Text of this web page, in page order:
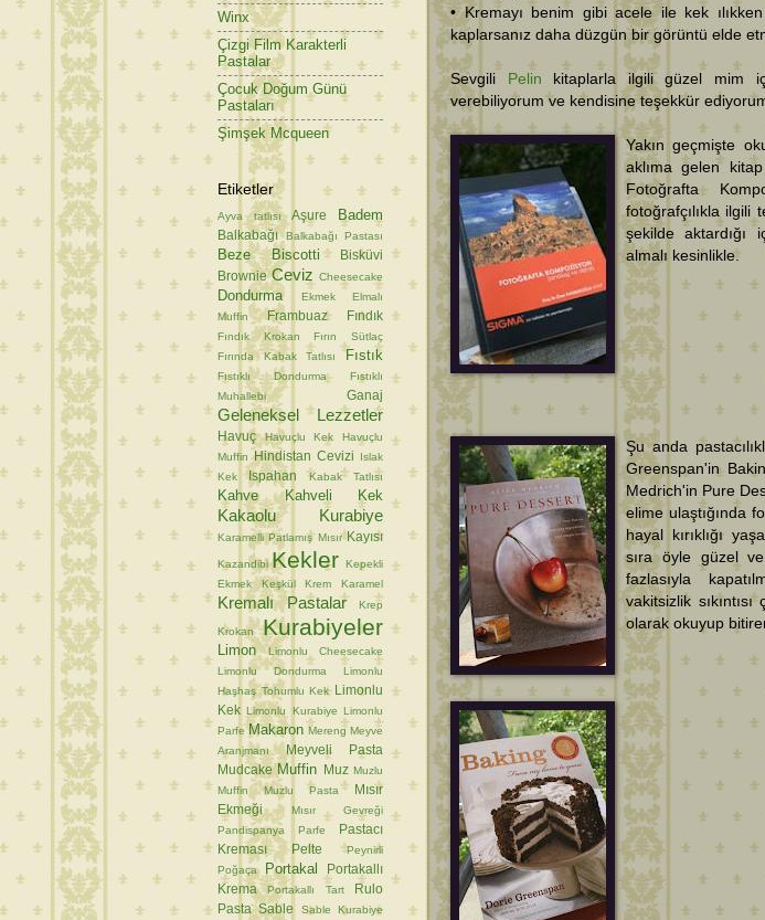
• Kremayı benim gibi acele ile kek
kaplarsanız daha düzgün bir görüntü elde
Sevgili Pelin kitaplarla ilgili güzel mim
verebiliyorum ve kendisine teşekkür
Yakın geçmişte
aklıma gelen
Fotoğrafta
fotoğrafçılıkla ilgili
şekilde aktardığı
almalı kesinlikle.
Şu anda
Greenspan'in
Medrich'in Pure
elime ulaştığında
hayal kırıklığı
sıra öyle güzel
fazlasıyla
vakitsizlik
olarak okuyup
Winx
Çizgi Film Karakterli
Pastalar
Çocuk Doğum Günü
Pastaları
Şimşek Mcqueen
Etiketler
Ayva tatlısı Aşure Badem
Balkabağı Balkabağı Pastası
Beze Biscotti
Bisküvi
Brownie Ceviz Cheesecake
Dondurma Ekmek
Elmalı
Muffin
Frambuaz Fındık
Fındık Krokan
Fırın Sütlaç
Fırında Kabak Tatlısı
Fıstık
Fıstıklı Dondurma
Fıstıklı
Muhallebi
Ganaj
Geleneksel Lezzetler
Havuç Havuçlu Kek
Havuçlu
Muffin Hindistan Cevizi
Islak
Kek
Ispahan Kabak Tatlısı
Kahve Kahveli Kek
Kakaolu Kurabiye
Karamelli Patlamış Mısır Kayısı
Kazandibi Kekler Kepekli
Ekmek
Keşkül Krem Karamel
Kremalı Pastalar Krep
Krokan Kurabiyeler
Limon
Limonlu Cheesecake
Limonlu Dondurma
Limonlu
Haşhaş Tohumlu Kek
Limonlu
Kek Limonlu Kurabiye Limonlu
Parfe Makaron Mereng Meyve
Aranjmanı
Meyveli Pasta
Mudcake Muffin Muz Muzlu
Muffin
Muzlu Pasta
Mısır
Ekmeği
Mısır Gevreği
Pandispanya
Parfe
Pastacı
Kreması
Pelte
Peynirli
Poğaça
Portakal
Portakallı
Krema
Portakallı Tart
Rulo
Pasta Sable
Sable Kurabiye